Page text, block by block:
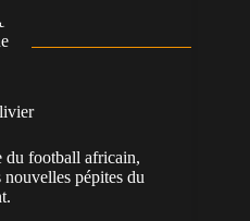
du football africain,
pépites du